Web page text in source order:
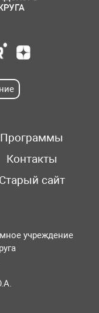
Программы
Контакты
Старый сайт
учреждение